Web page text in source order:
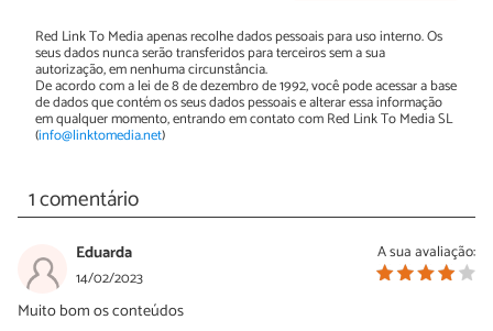
Red Link To Media apenas recolhe dados pessoais para uso interno. Os
seus dados nunca serão transferidos para terceiros sem a sua
autorização, em nenhuma circunstância.
De acordo com a lei de 8 de dezembro de 1992, você pode acessar a base
de dados que contém os seus dados pessoais e alterar essa informação
em qualquer momento, entrando em contato com Red Link To Media SL
(info@linktomedia.net)
1 comentário
A sua avaliação:
Eduarda
14/02/2023
Muito bom os conteúdos